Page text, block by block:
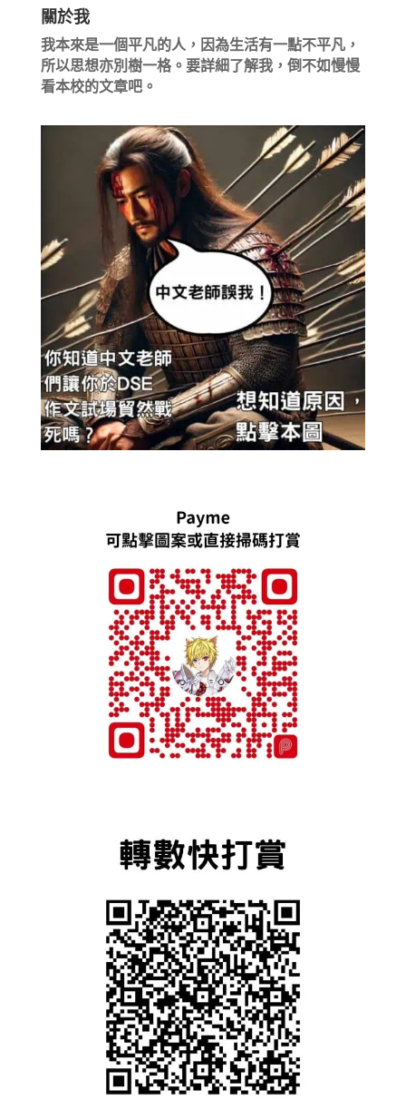
關於我
我本來是一個平凡的人，因為生活有一點不平凡，
所以思想亦別樹一格。要詳細了解我，倒不如慢慢
看本校的文章吧。